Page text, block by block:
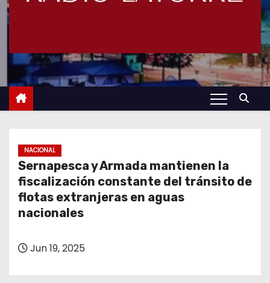
NACIONAL
Sernapesca y Armada mantienen la
fiscalización constante del tránsito de
flotas extranjeras en aguas
nacionales
Jun 19, 2025